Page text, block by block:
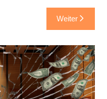
Weiter